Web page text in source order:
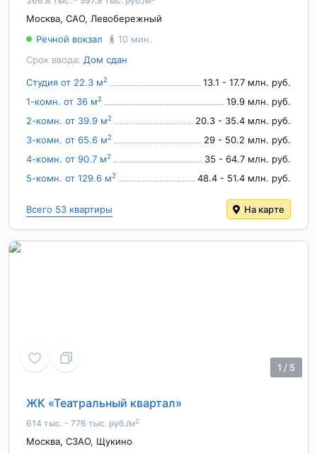
Москва, САО, Левобережный
Срок ввода: Дом сдан
Речной вокзал 10 мин.
Студия от 22.3 м2
13.1 - 17.7 млн. руб.
1-комн. от 36 м2
19.9 млн. руб.
2-комн. от 39.9 м2
20.3 - 35.4 млн. руб.
3-комн. от 65.6 м2
29 - 50.2 млн. руб.
4-комн. от 90.7 м2
35 - 64.7 млн. руб.
5-комн. от 129.6 м2 48.4 - 51.4 млн. руб.
Всего 53 квартиры На карте
1 / 5
ЖК «Театральный квартал»
614 тыс. - 776 тыс. руб./м2
Москва, СЗАО, Щукино